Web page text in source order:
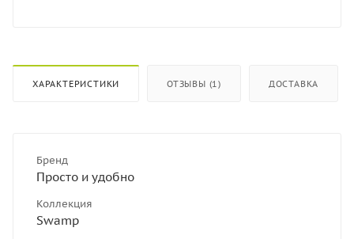
ХАРАКТЕРИСТИКИ ОТЗЫВЫ (1) ДОСТАВКА
Бренд
Просто и удобно
Коллекция
Swamp